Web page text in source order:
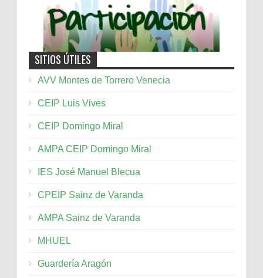
SITIOS ÚTILES
AVV Montes de Torrero Venecia
CEIP Luis Vives
CEIP Domingo Miral
AMPA CEIP Domingo Miral
IES José Manuel Blecua
CPEIP Sainz de Varanda
AMPA Sainz de Varanda
MHUEL
Guardería Aragón